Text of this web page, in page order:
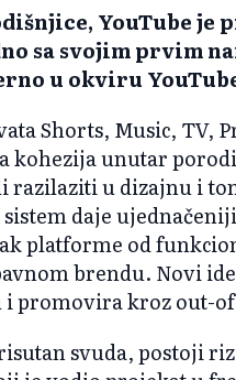
YouTube
sa svojim prvim
u okviru
Shorts, Music, TV,
kohezija unutar
razilaziti u dizajnu i
daje
platforme od
brendu. Novi
promovira kroz out-
svuda, postoji